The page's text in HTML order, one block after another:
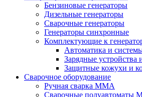
Бензиновые генераторы
Дизельные генераторы
Сварочные генераторы
Генераторы синхронные
Комплектующие к
Автоматика и
Зарядные устройства
Защитные кожухи и
Сварочное оборудование
Ручная сварка MMA
Сварочные полуавтоматы